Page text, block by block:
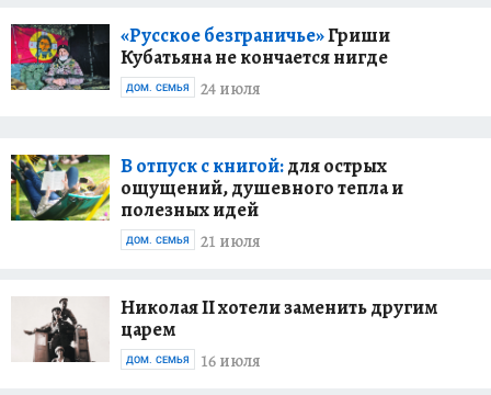
«Русское безграничье»Гриши
Кубатьяна не кончается нигде
24 июля
ДОМ. СЕМЬЯ
В отпуск с книгой:для острых
ощущений, душевного тепла и
полезных идей
21 июля
ДОМ. СЕМЬЯ
Николая II хотели заменить другим
царем
16 июля
ДОМ. СЕМЬЯ